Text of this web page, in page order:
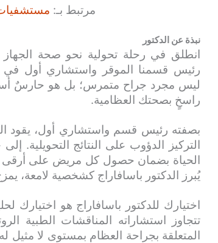
مرتبط بـ:
نبذة عن الدكتور
انطلق في رحلة تحولية نحو صحة الجهاز
رئيس قسمنا الموقر واستشاري أول في
ليس مجرد جراح متمرس؛ بل هو حارسٌ
راسخٍ بصحتك العظامية.
بصفته رئيس قسم واستشاري أول، يقود
التركيز الدؤوب على النتائج التحويلية.
الحياة بضمان حصول كل مريض على أرقى
يُبرز الدكتور باسافاراج كشخصية لامعة،
اختيارك للدكتور باسافاراج هو
تتجاوز استشاراته المناقشات الطبية
المتعلقة بجراحة العظام بمستوى لا مثيل